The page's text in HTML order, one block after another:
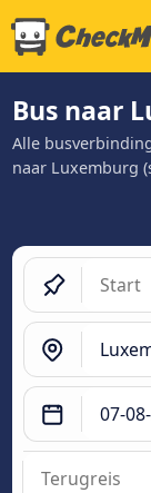
Bus naar
Alle
naar Luxemburg